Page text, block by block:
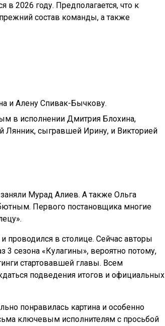
в 2026 году. Предполагается, что к
состав команды, а также
и Алену Спивак-Бычкову.
в исполнении Дмитрия Блохина,
сыгравшей Ирину, и Викторией
Мурад Алиев. А также Ольга
Первого постановщика многие
проводился в столице. Сейчас авторы
3 сезона «Кулагины», вероятно потому,
стартовавшей главы. Всем
подведения итогов и официальных
понравилась картина и особенно
ключевым исполнителям с просьбой